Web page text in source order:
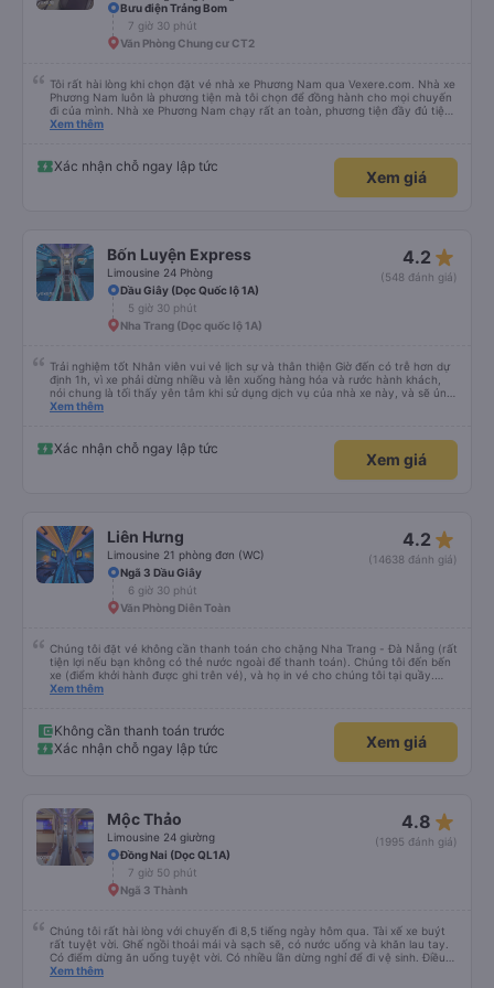
Bưu điện Trảng Bom
7 giờ 30 phút
Văn Phòng Chung cư CT2
Tôi rất hài lòng khi chọn đặt vé nhà xe Phương Nam qua Vexere.com. Nhà xe
Phương Nam luôn là phương tiện mà tôi chọn để đồng hành cho mọi chuyến
đi của mình. Nhà xe Phương Nam chạy rất an toàn, phương tiện đầy đủ tiện
nghi thoải mái, thái độ phục vụ rất vui vẻ lịch sự, xe chạy đúng giờ, khách
Chân thành cảm ơn Vexere đã kết nối cho tôi với Nhà xe Phương Nam giúp
cho tôi luôn thoải mái suốt hành trình của mình.
Xem thêm
Xác nhận chỗ ngay lập tức
Xem giá
Bốn Luyện Express
Limousine 24 Phòng
4.2 star_rate
(548 đánh giá)
Dầu Giây (Dọc Quốc lộ 1A)
5 giờ 30 phút
Nha Trang (Dọc quốc lộ 1A)
Trải nghiệm tốt Nhân viên vui vẻ lịch sự và thân thiện Giờ đến có trễ hơn dự
định 1h, vì xe phải dừng nhiều và lên xuống hàng hóa và rước hành khách,
nói chung là tối thấy yên tâm khi sử dụng dịch vụ của nhà xe này, và sẽ ủng
hộ và giới thiệu cho người thân sử dụng dịch vụ của nhà xe này
Xem thêm
Xác nhận chỗ ngay lập tức
Xem giá
Liên Hưng
Limousine 21 phòng đơn (WC)
4.2 star_rate
(14638 đánh giá)
Ngã 3 Dầu Giây
6 giờ 30 phút
Văn Phòng Diên Toàn
Chúng tôi đặt vé không cần thanh toán cho chặng Nha Trang - Đà Nẵng (rất
tiện lợi nếu bạn không có thẻ nước ngoài để thanh toán). Chúng tôi đến bến
xe (điểm khởi hành được ghi trên vé), và họ in vé cho chúng tôi tại quầy.
Chúng tôi cũng quyết định mua vé chiều về trực tiếp tại quầy, vì giá vé trên
ấm hoặc áo khoác mỏng, vì thỉnh thoảng trời khá lạnh, và chăn mền thì hơi
cũ, nhưng vẫn có sẵn. Cổng USB để sạc điện thoại hoạt động tốt, và có giấy
vệ sinh. Mọi thứ khá sạch sẽ. Chúng tôi trở về từ Đà Nẵng (bến xe Đà Nẵng,
được đưa đến ga bằng xe buýt nhỏ. Họ cũng vận chuyển hàng hóa trong
suốt chuyến đi, và có thể sẽ có những điểm dừng chân. Tôi khuyên bạn nên
chọn công ty này và đặt chỗ ngồi VIP.
Xem thêm
Không cần thanh toán trước
Xác nhận chỗ ngay lập tức
Xem giá
Mộc Thảo
Limousine 24 giường
4.8 star_rate
(1995 đánh giá)
Đồng Nai (Dọc QL1A)
7 giờ 50 phút
Ngã 3 Thành
Chúng tôi rất hài lòng với chuyến đi 8,5 tiếng ngày hôm qua. Tài xế xe buýt
rất tuyệt vời. Ghế ngồi thoải mái và sạch sẽ, có nước uống và khăn lau tay.
Có điểm dừng ăn uống tuyệt vời. Có nhiều lần dừng nghỉ để đi vệ sinh. Điều
duy nhất tôi muốn đề xuất để cải thiện là cho phép thanh toán bằng thẻ
Xem thêm